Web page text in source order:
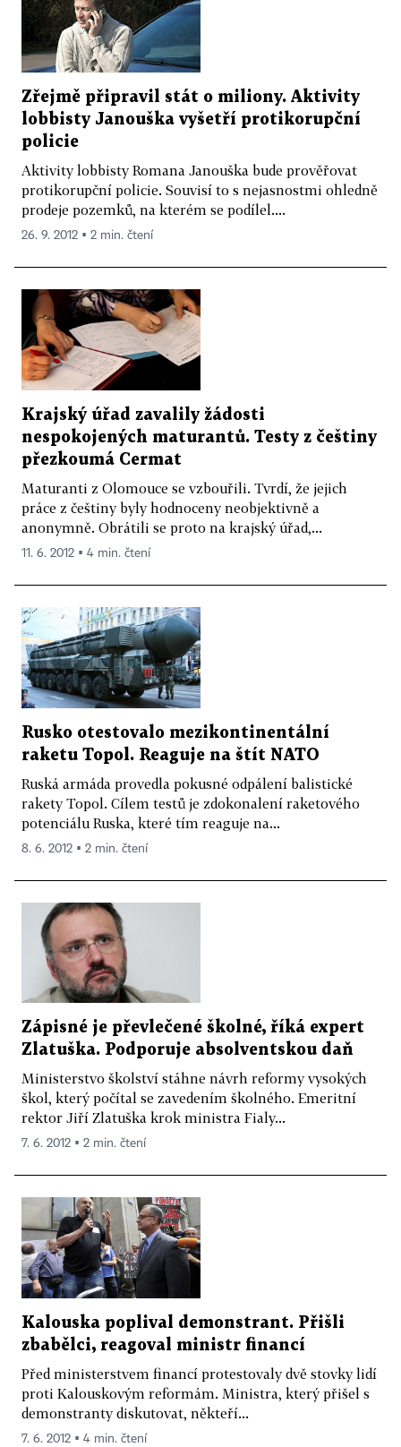
Zřejmě připravil stát o miliony. Aktivity
lobbisty Janouška vyšetří protikorupční
policie
Aktivity lobbisty Romana Janouška bude prověřovat
protikorupční policie. Souvisí to s nejasnostmi ohledně
prodeje pozemků, na kterém se podílel....
26. 9. 2012 ▪ 2 min. čtení
Krajský úřad zavalily žádosti
nespokojených maturantů. Testy z češtiny
přezkoumá Cermat
Maturanti z Olomouce se vzbouřili. Tvrdí, že jejich
práce z češtiny byly hodnoceny neobjektivně a
anonymně. Obrátili se proto na krajský úřad,...
11. 6. 2012 ▪ 4 min. čtení
Rusko otestovalo mezikontinentální
raketu Topol. Reaguje na štít NATO
Ruská armáda provedla pokusné odpálení balistické
rakety Topol. Cílem testů je zdokonalení raketového
potenciálu Ruska, které tím reaguje na...
8. 6. 2012 ▪ 2 min. čtení
Zápisné je převlečené školné, říká expert
Zlatuška. Podporuje absolventskou daň
Ministerstvo školství stáhne návrh reformy vysokých
škol, který počítal se zavedením školného. Emeritní
rektor Jiří Zlatuška krok ministra Fialy...
7. 6. 2012 ▪ 2 min. čtení
Kalouska poplival demonstrant. Přišli
zbabělci, reagoval ministr financí
Před ministerstvem financí protestovaly dvě stovky lidí
proti Kalouskovým reformám. Ministra, který přišel s
demonstranty diskutovat, někteří...
7. 6. 2012 ▪ 4 min. čtení